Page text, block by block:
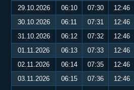
29.10.2026
06:10 07:30 12:46
30.10.2026
06:11 07:31 12:46
31.10.2026
06:12 07:32 12:46
01.11.2026
06:13 07:33 12:46
02.11.2026
06:14 07:35 12:46
03.11.2026
06:15 07:36 12:46